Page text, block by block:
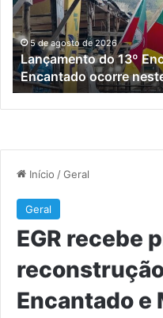
de
Encantado
ocorre
neste
sábado
5 de agosto de 2026
Lançamento do 13º
Encantado ocorre